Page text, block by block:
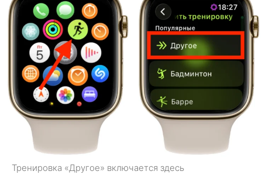
Тренировка «Другое» включается здесь